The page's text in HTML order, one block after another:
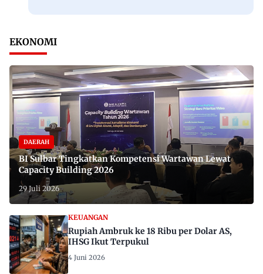
EKONOMI
DAERAH
BI Sulbar Tingkatkan Kompetensi Wartawan Lewat
Capacity Building 2026
29 Juli 2026
KEUANGAN
Rupiah Ambruk ke 18 Ribu per Dolar AS,
IHSG Ikut Terpukul
4 Juni 2026